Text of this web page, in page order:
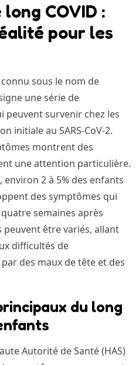
COVID :
pour les
sous le nom de
une série de
peuvent survenir chez les
initiale au SARS-CoV-2.
montrent des
une attention particulière.
2 à 5% des enfants
des symptômes qui
semaines après
peuvent être variés, allant
difficultés de
des maux de tête et des
du long
Autorité de Santé (HAS)